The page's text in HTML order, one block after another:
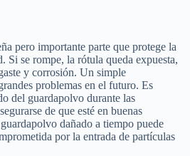
pero importante parte que protege la
Si se rompe, la rótula queda expuesta,
y corrosión. Un simple
problemas en el futuro. Es
del guardapolvo durante las
de que esté en buenas
dañado a tiempo puede
por la entrada de partículas